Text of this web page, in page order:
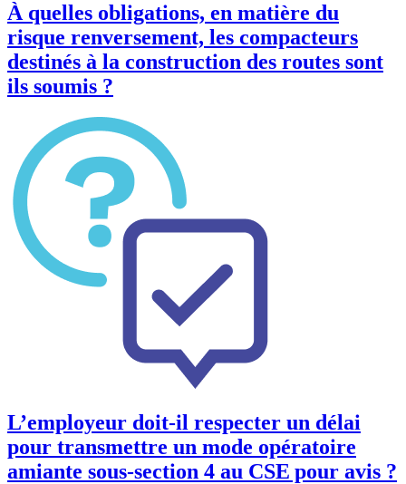
À quelles obligations, en matière du
risque renversement, les compacteurs
destinés à la construction des routes sont
ils soumis ?
L’employeur doit‑il respecter un délai
pour transmettre un mode opératoire
amiante sous-section 4 au CSE pour avis ?